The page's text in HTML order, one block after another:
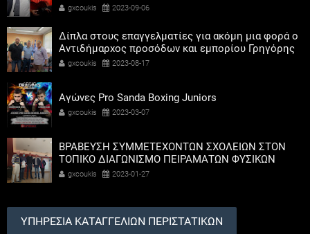
gxcoukis 2023-09-06
Δίπλα στους επαγγελματίες για ακόμη μια φορά ο
Αντιδήμαρχος προσόδων και εμπορίου Γρηγόρης
Καψοκόλης
gxcoukis 2023-08-17
Αγώνες Pro Sanda Boxing Juniors
gxcoukis 2023-03-07
ΒΡΑΒΕΥΣΗ ΣΥΜΜΕΤΕΧΟΝΤΩΝ ΣΧΟΛΕΙΩΝ ΣΤΟΝ
ΤΟΠΙΚΟ ΔΙΑΓΩΝΙΣΜΟ ΠΕΙΡΑΜΑΤΩΝ ΦΥΣΙΚΩΝ
ΕΠΙΣΤΗΜΩΝ
gxcoukis 2023-01-27
ΥΠΗΡΕΣΙΑ ΚΑΤΑΓΓΕΛΙΩΝ ΠΕΡΙΣΤΑΤΙΚΩΝ